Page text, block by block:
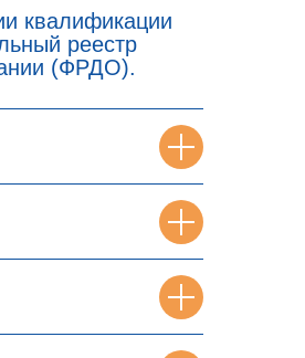
квалификации
реестр
(ФРДО).